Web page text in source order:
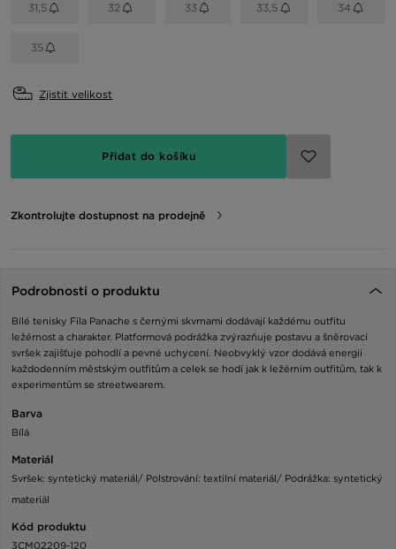
31,5 32 33 33,5 34
35
Zjistit velikost
Přidat do košíku
Zkontrolujte dostupnost na prodejně
Podrobnosti o produktu
Bílé tenisky Fila Panache s černými skvrnami dodávají každému outfitu
ležérnost a charakter. Platformová podrážka zvýrazňuje postavu a šněrovací
svršek zajišťuje pohodlí a pevné uchycení. Neobvyklý vzor dodává energii
každodenním městským outfitům a celek se hodí jak k ležérním outfitům, tak k
experimentům se streetwearem.
Barva
Bílá
Materiál
Svršek: syntetický materiál/ Polstrování: textilní materiál/ Podrážka: syntetický
materiál
Kód produktu
3CM02209-120